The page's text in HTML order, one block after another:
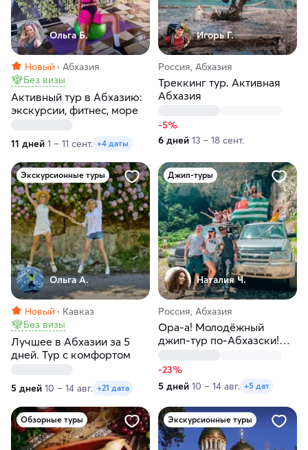
Ольга Б.
Новый
Абхазия
Без визы
Активный тур в Абхазию:
экскурсии, фитнес, море
11 дней 1 – 11 сент. +4 даты
Игорь Г.
Россия, Абхазия
Треккинг тур. Активная
Абхазия
-5%
6 дней 13 – 18 сент.
Экскурсионные туры
Ольга А.
Новый
Кавказ
Без визы
Лучшее в Абхазии за 5
дней. Тур с комфортом
5 дней 10 – 14 авг. +21 дата
Джип-туры
Наталия Ч.
Россия, Абхазия
Ора-а! Молодёжный
джип-тур по-Абхазски!
-23%
5 дней 10 – 14 авг. +5 дат
Обзорные туры Экскурсионные туры